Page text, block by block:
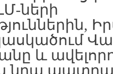
ների
և
նրա